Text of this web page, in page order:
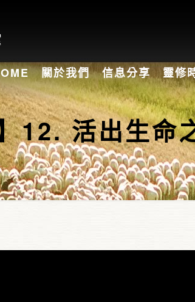
關於我們 信息分享 靈修
12. 活出生命